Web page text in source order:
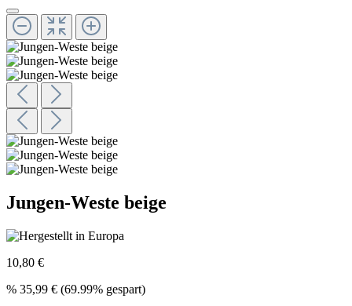
Jungen-Weste beige
10,80 €
% 35,99 € (69.99% gespart)